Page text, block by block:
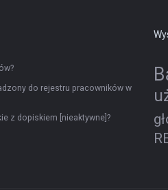
do rejestru pracowników w
z dopiskiem [nieaktywne]?